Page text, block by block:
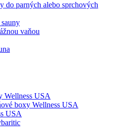
do parných alebo sprchových
vaňou
Wellness USA
boxy Wellness USA
USA